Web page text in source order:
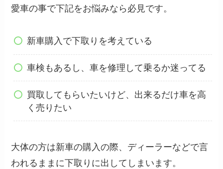
愛車の事で下記をお悩みなら必見です。
新車購入で下取りを考えている
車検もあるし、車を修理して乗るか迷ってる
買取してもらいたいけど、出来るだけ車を高
く売りたい
大体の方は新車の購入の際、ディーラーなどで言
われるままに下取りに出してしまいます。